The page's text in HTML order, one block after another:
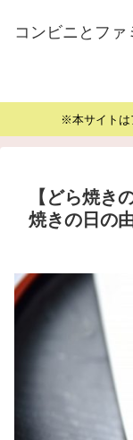
コンビニとフ
※本サイトは
【どら焼き
焼きの日の